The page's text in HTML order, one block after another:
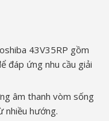
43V35RP gồm
đáp ứng nhu cầu giải
âm thanh vòm sống
nhiều hướng.